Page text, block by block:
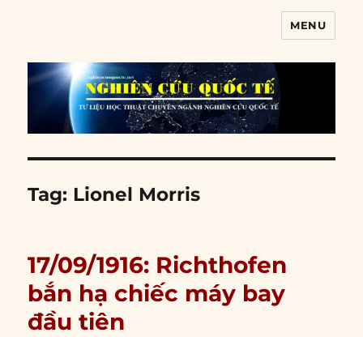
MENU
Tag: Lionel Morris
17/09/1916: Richthofen
bắn hạ chiếc máy bay
đầu tiên